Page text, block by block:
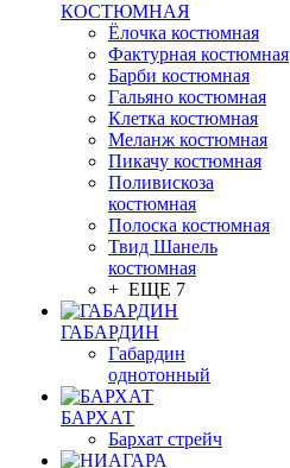
КОСТЮМНАЯ
Ёлочка костюмная
Фактурная костюмная
Барби костюмная
Гальяно костюмная
Клетка костюмная
Меланж костюмная
Пикачу костюмная
Поливискоза
костюмная
Полоска костюмная
Твид Шанель
костюмная
+ ЕЩЕ 7
ГАБАРДИН
Габардин
однотонный
БАРХАТ
Бархат стрейч